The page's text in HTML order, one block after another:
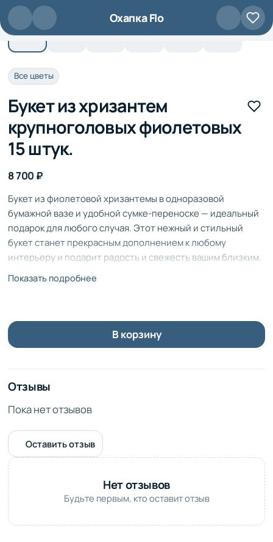
Перейти к основному содержанию
Охапка Flo
Все цветы
Букет из хризантем
крупноголовых фиолетовых
15 штук.
8 700 ₽
Букет из фиолетовой хризантемы в одноразовой
бумажной вазе и удобной сумке-переноске — идеальный
подарок для любого случая. Этот нежный и стильный
букет станет прекрасным дополнением к любому
интерьеру и подарит радость и свежесть вашим близким.
Одноразовая бумажная ваза и сумка-переноска
обеспечивают удобство и сохранность цветов во время
в идеальном состоянии.
Закажите букет из фиолетовой хризантемы прямо сейчас
Показать подробнее
В корзину
Отзывы
Пока нет отзывов
Оставить отзыв
Нет отзывов
Будьте первым, кто оставит отзыв